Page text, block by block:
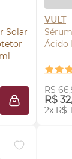
Solar
❯
ADICIONAR À
VULT
Sérum
Ácido
R$
R$
2x R$